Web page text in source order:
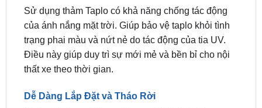
trạng phai màu và nứt nẻ do tác động của tia UV.
Điều này giúp duy trì sự mới mẻ và bền bỉ cho nội
thất xe theo thời gian.
Dễ Dàng Lắp Đặt và Tháo Rời
thiết kế dạng ghép, giúp quá trình lắp đặt và tháo